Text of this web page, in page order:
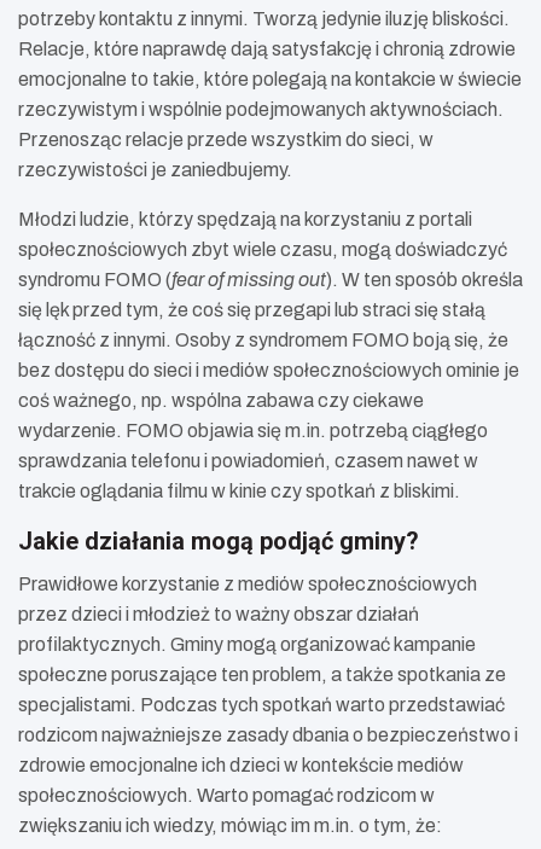
potrzeby kontaktu z innymi. Tworzą jedynie iluzję bliskości.
Relacje, które naprawdę dają satysfakcję i chronią zdrowie
emocjonalne to takie, które polegają na kontakcie w świecie
rzeczywistym i wspólnie podejmowanych aktywnościach.
Przenosząc relacje przede wszystkim do sieci, w
rzeczywistości je zaniedbujemy.
Młodzi ludzie, którzy spędzają na korzystaniu z portali
społecznościowych zbyt wiele czasu, mogą doświadczyć
syndromu FOMO (fear of missing out). W ten sposób określa
się lęk przed tym, że coś się przegapi lub straci się stałą
łączność z innymi. Osoby z syndromem FOMO boją się, że
bez dostępu do sieci i mediów społecznościowych ominie je
coś ważnego, np. wspólna zabawa czy ciekawe
wydarzenie. FOMO objawia się m.in. potrzebą ciągłego
sprawdzania telefonu i powiadomień, czasem nawet w
trakcie oglądania filmu w kinie czy spotkań z bliskimi.
Jakie działania mogą podjąć gminy?
Prawidłowe korzystanie z mediów społecznościowych
przez dzieci i młodzież to ważny obszar działań
profilaktycznych. Gminy mogą organizować kampanie
społeczne poruszające ten problem, a także spotkania ze
specjalistami. Podczas tych spotkań warto przedstawiać
rodzicom najważniejsze zasady dbania o bezpieczeństwo i
zdrowie emocjonalne ich dzieci w kontekście mediów
społecznościowych. Warto pomagać rodzicom w
zwiększaniu ich wiedzy, mówiąc im m.in. o tym, że: